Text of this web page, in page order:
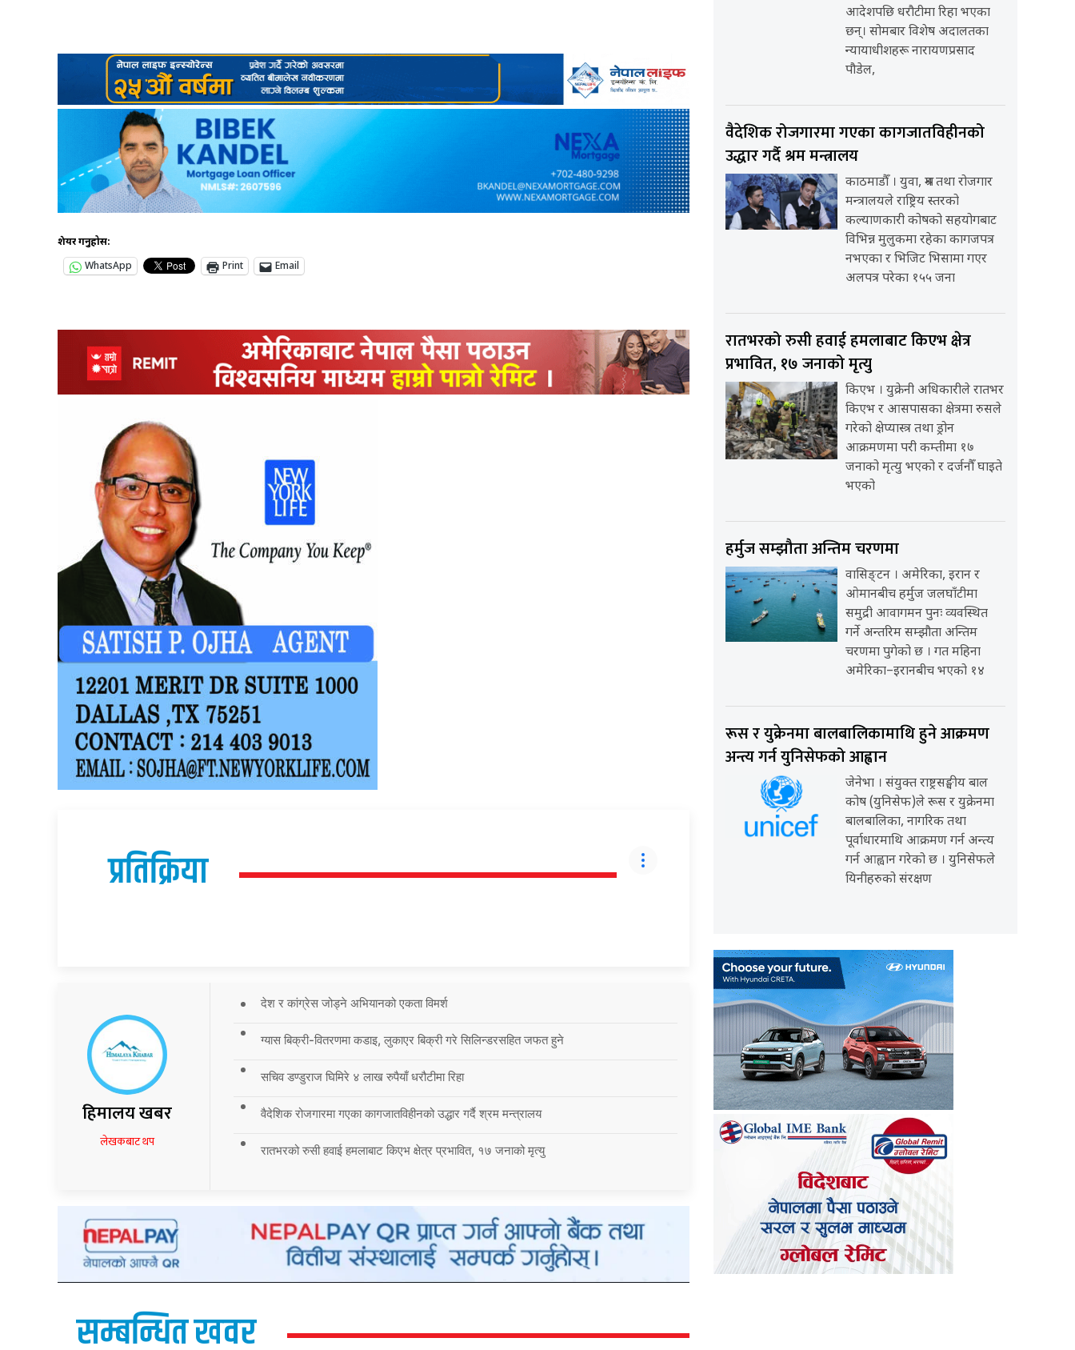
शेयर गर्नुहोस:
WhatsApp
Print Email
प्रतिक्रिया
हिमालय खबर
लेखकबाट थप
देश र कांग्रेस जोड्ने अभियानको एकता विमर्श
ग्यास बिक्री-वितरणमा कडाइ, लुकाएर बिक्री गरे सिलिन्डरसहित जफत हुने
सचिव डण्डुराज घिमिरे ४ लाख रुपैयाँ धरौटीमा रिहा
वैदेशिक रोजगारमा गएका कागजातविहीनको उद्धार गर्दै श्रम मन्त्रालय
रातभरको रुसी हवाई हमलाबाट किएभ क्षेत्र प्रभावित, १७ जनाको मृत्यु
सम्बन्धित खवर
आदेशपछि धरौटीमा रिहा भएका
छन्। सोमबार विशेष अदालतका
न्यायाधीशहरू नारायणप्रसाद
पौडेल,
वैदेशिक रोजगारमा गएका कागजातविहीनको
उद्धार गर्दै श्रम मन्त्रालय
काठमाडौँ । युवा, श्रम तथा रोजगार
मन्त्रालयले राष्ट्रिय स्तरको
कल्याणकारी कोषको सहयोगबाट
विभिन्न मुलुकमा रहेका कागजपत्र
नभएका र भिजिट भिसामा गएर
अलपत्र परेका १५५ जना
रातभरको रुसी हवाई हमलाबाट किएभ क्षेत्र
प्रभावित, १७ जनाको मृत्यु
किएभ । युक्रेनी अधिकारीले रातभर
किएभ र आसपासका क्षेत्रमा रुसले
गरेको क्षेप्यास्त्र तथा ड्रोन
आक्रमणमा परी कम्तीमा १७
जनाको मृत्यु भएको र दर्जनौँ घाइते
भएको
हर्मुज सम्झौता अन्तिम चरणमा
वासिङ्टन । अमेरिका, इरान र
ओमानबीच हर्मुज जलघाँटीमा
समुद्री आवागमन पुनः व्यवस्थित
गर्ने अन्तरिम सम्झौता अन्तिम
चरणमा पुगेको छ । गत महिना
अमेरिका–इरानबीच भएको १४
रूस र युक्रेनमा बालबालिकामाथि हुने आक्रमण
अन्त्य गर्न युनिसेफको आह्वान
जेनेभा । संयुक्त राष्ट्रसङ्घीय बाल
कोष (युनिसेफ)ले रूस र युक्रेनमा
बालबालिका, नागरिक तथा
पूर्वाधारमाथि आक्रमण गर्न अन्त्य
गर्न आह्वान गरेको छ । युनिसेफले
यिनीहरुको संरक्षण